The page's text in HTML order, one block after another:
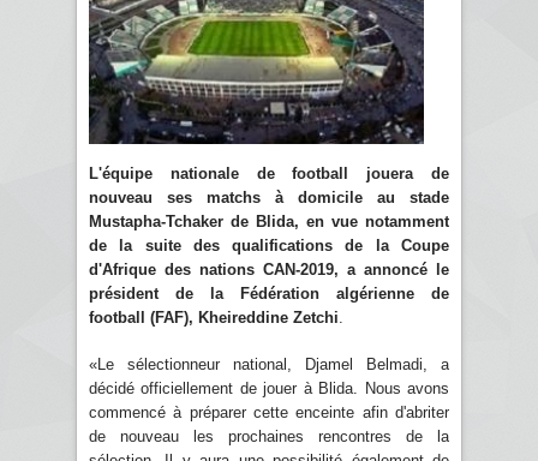
L'équipe nationale de football jouera de
nouveau ses matchs à domicile au stade
Mustapha-Tchaker de Blida, en vue notamment
de la suite des qualifications de la Coupe
d'Afrique des nations CAN-2019, a annoncé le
président de la Fédération algérienne de
football (FAF), Kheireddine Zetchi
«Le sélectionneur national, Djamel Belmadi, a
décidé officiellement de jouer à Blida. Nous avons
commencé à préparer cette enceinte afin d'abriter
de nouveau les prochaines rencontres de la